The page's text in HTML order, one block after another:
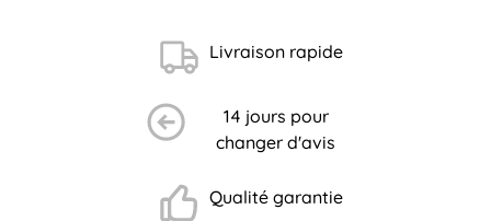
Livraison rapide
14 jours pour
changer d'avis
Qualité garantie